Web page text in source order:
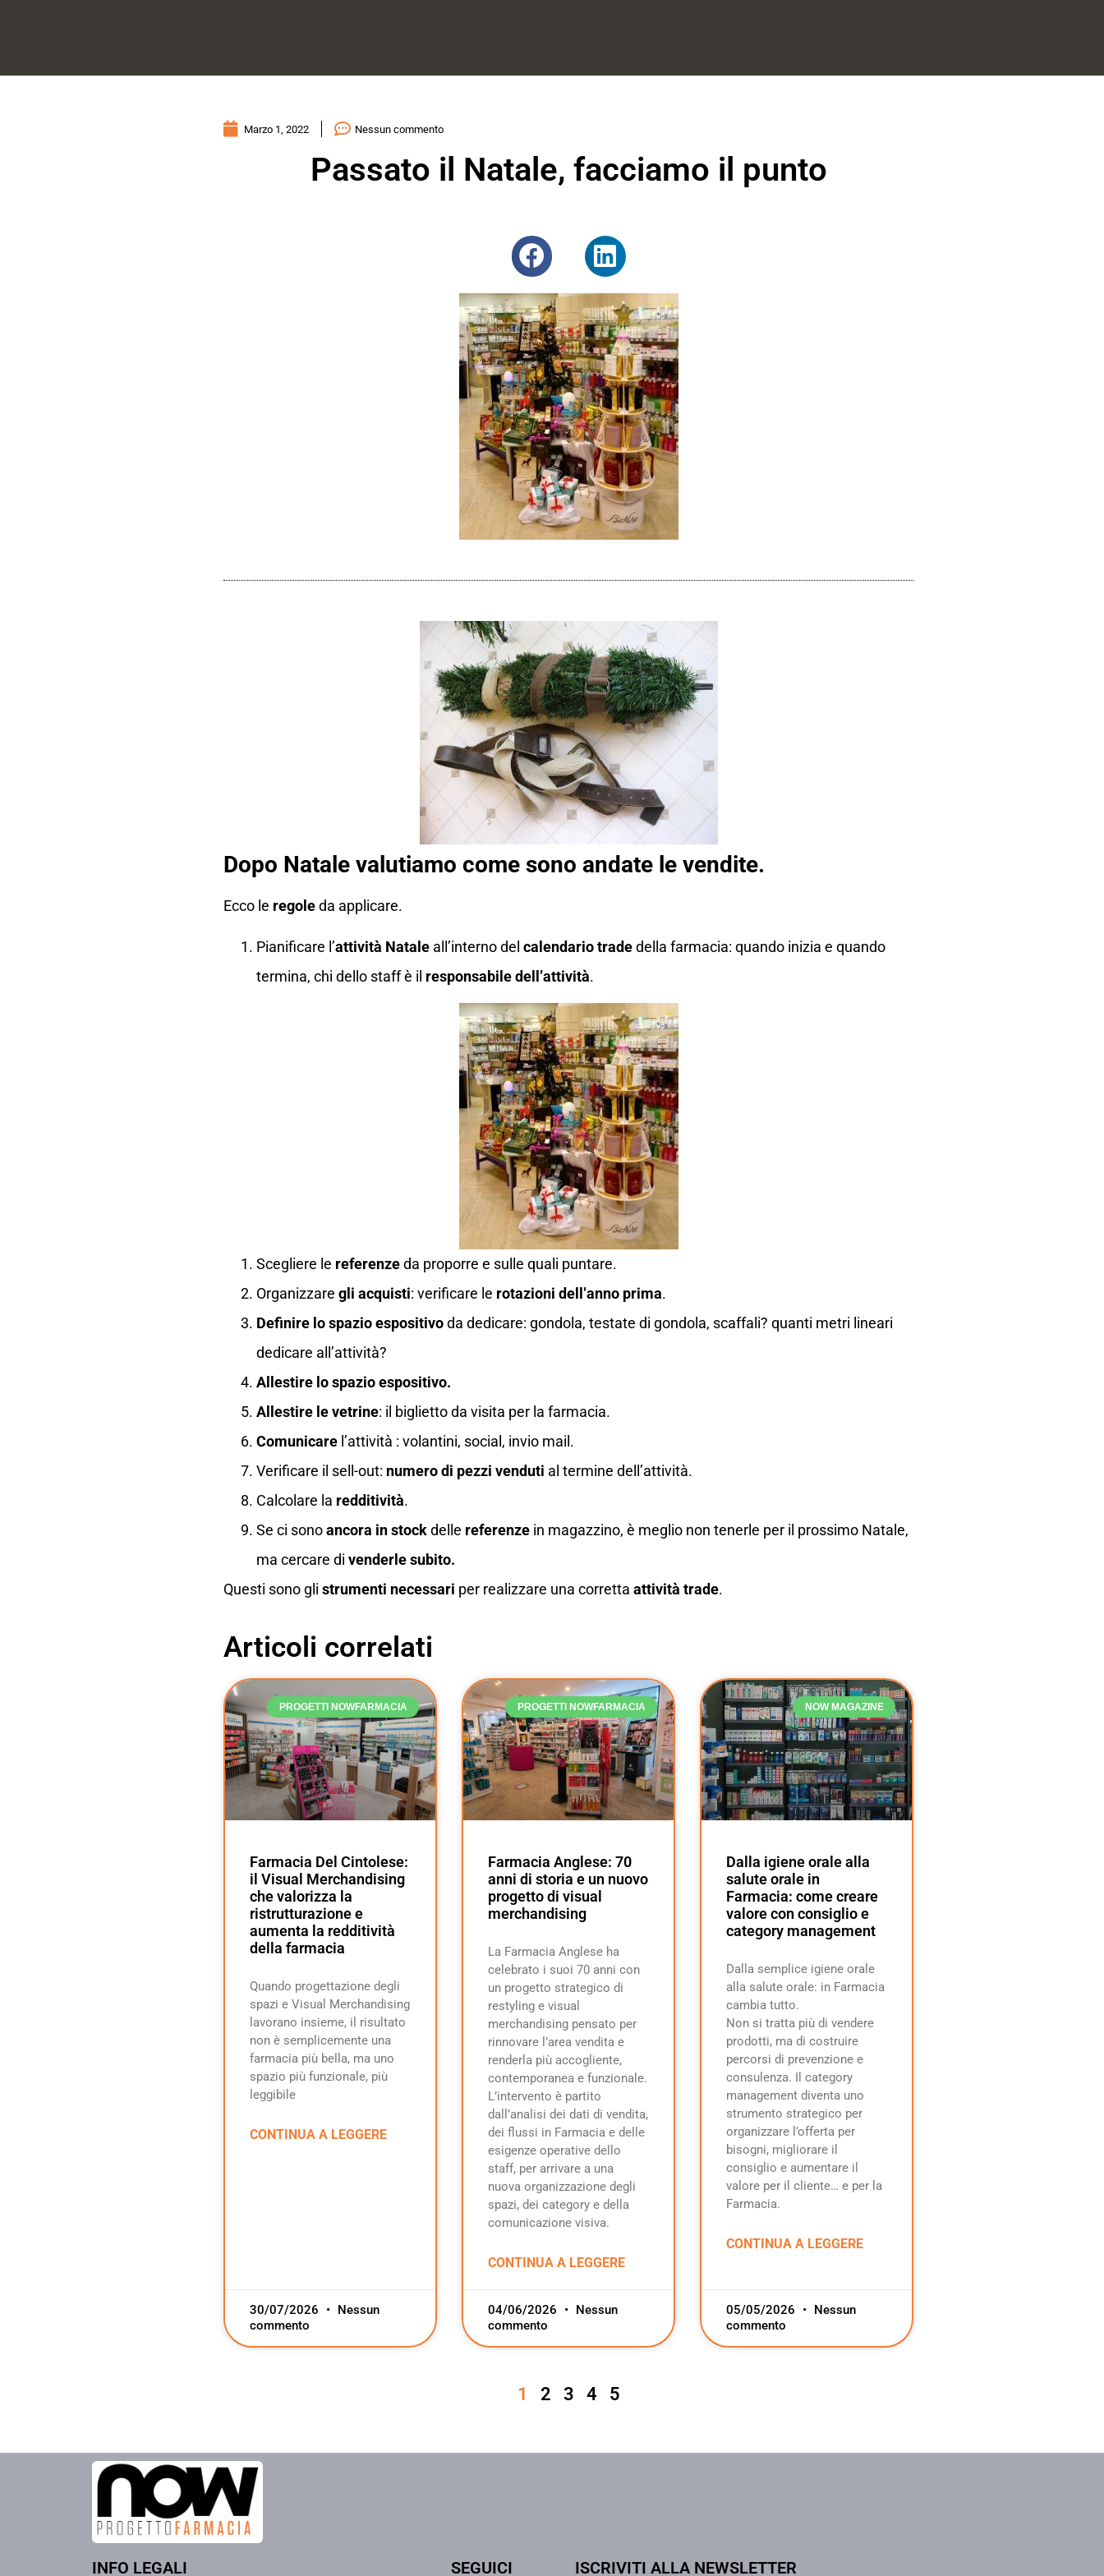
Marzo 1, 2022 Nessun commento
Passato il Natale, facciamo il punto
Dopo Natale valutiamo come sono andate le vendite.
Ecco le regoleda applicare.
Pianificare l’attività Natale all’interno del calendario tradedella farmacia: quando inizia e quando
termina, chi dello staff è il responsabile dell’attività.
Scegliere le referenzeda proporre e sulle quali puntare.
Organizzare gli acquisti: verificare le rotazioni dell’anno prima.
Definire lo spazio espositivoda dedicare: gondola, testate di gondola, scaffali? quanti metri lineari
dedicare all’attività?
Allestire lo spazio espositivo.
Allestire levetrine: il biglietto da visita per la farmacia.
Comunicare l’attività : volantini, social, invio mail.
Verificare il sell-out: numero di pezzi venduti al termine dell’attività.
Calcolare la redditività.
Se ci sonoancora in stockdelle referenze in magazzino, è meglio non tenerle per il prossimo Natale,
ma cercare di venderle subito.
Questi sono gli strumenti necessari per realizzare una corretta attività trade.
Articoli correlati
PROGETTI NOWFARMACIA
Farmacia Del Cintolese:
il Visual Merchandising
che valorizza la
ristrutturazione e
aumenta la redditività
della farmacia
Quando progettazione degli
spazi e Visual Merchandising
lavorano insieme, il risultato
non è semplicemente una
farmacia più bella, ma uno
spazio più funzionale, più
leggibile
CONTINUA A LEGGERE
30/07/2026
Nessun
commento
PROGETTI NOWFARMACIA
Farmacia Anglese: 70
anni di storia e un nuovo
progetto di visual
merchandising
La Farmacia Anglese ha
celebrato i suoi 70 anni con
un progetto strategico di
restyling e visual
merchandising pensato per
rinnovare l’area vendita e
renderla più accogliente,
contemporanea e funzionale.
L’intervento è partito
dall’analisi dei dati di vendita,
dei flussi in Farmacia e delle
esigenze operative dello
staff, per arrivare a una
nuova organizzazione degli
spazi, dei category e della
comunicazione visiva.
CONTINUA A LEGGERE
04/06/2026
Nessun
commento
NOW MAGAZINE
Dalla igiene orale alla
salute orale in
Farmacia: come creare
valore con consiglio e
category management
Dalla semplice igiene orale
alla salute orale: in Farmacia
cambia tutto.
Non si tratta più di vendere
prodotti, ma di costruire
percorsi di prevenzione e
consulenza. Il category
management diventa uno
strumento strategico per
organizzare l’offerta per
bisogni, migliorare il
consiglio e aumentare il
valore per il cliente… e per la
Farmacia.
CONTINUA A LEGGERE
05/05/2026
Nessun
commento
1 2 3 4 5
INFO LEGALI SEGUICI ISCRIVITI ALLA NEWSLETTER